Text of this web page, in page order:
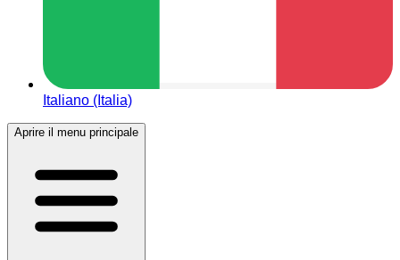
Italiano (Italia)
Aprire il menu principale